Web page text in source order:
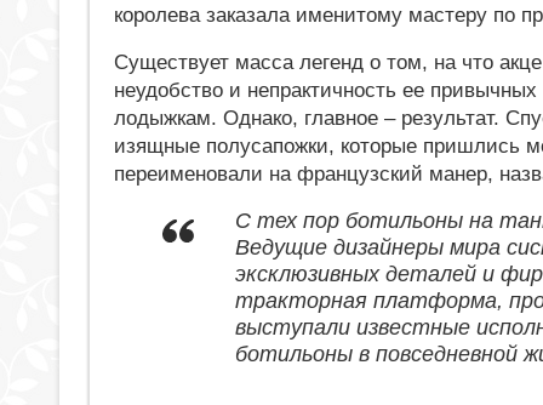
королева заказала именитому мастеру по
Существует масса легенд о том, на что
неудобство и непрактичность ее
лодыжкам. Однако, главное – результат.
изящные полусапожки, которые пришлись
переименовали на французский манер,
С тех пор ботильоны на
Ведущие дизайнеры мира
эксклюзивных деталей и
тракторная платформа,
выступали известные
ботильоны в повседневной